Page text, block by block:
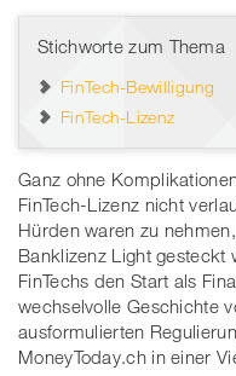
Stichworte zum Thema
FinTech-Bewilligung
FinTech-Lizenz
Ganz ohne
FinTech-Lizenz nicht
Hürden waren zu
Banklizenz Light gesteckt
FinTechs den Start als
wechselvolle Geschichte
ausformulierten
MoneyToday.ch in einer